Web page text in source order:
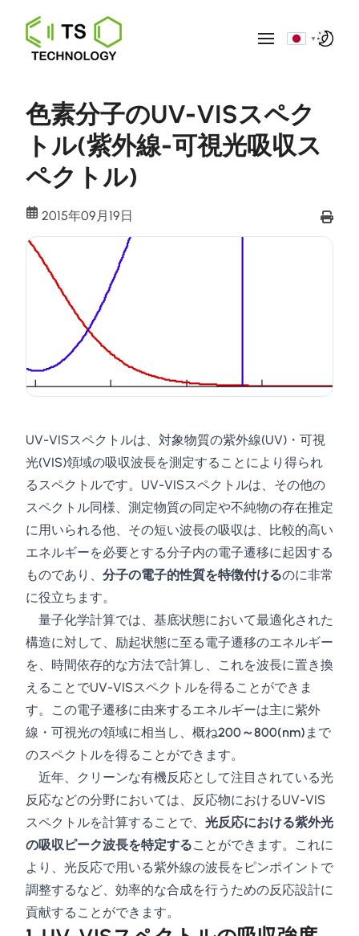
▼
色素分子のUV-VISスペク
トル(紫外線-可視光吸収ス
ペクトル)
2015年09月19日
UV-VISスペクトルは、対象物質の紫外線(UV)・可視
光(VIS)領域の吸収波長を測定することにより得られ
るスペクトルです。UV-VISスペクトルは、その他の
スペクトル同様、測定物質の同定や不純物の存在推定
に用いられる他、その短い波長の吸収は、比較的高い
エネルギーを必要とする分子内の電子遷移に起因する
ものであり、 分子の電子的性質を特徴付けるのに非常
に役立ちます。
量子化学計算では、基底状態において最適化された
構造に対して、励起状態に至る電子遷移のエネルギー
を、時間依存的な方法で計算し、これを波長に置き換
えることでUV-VISスペクトルを得ることができま
す。この電子遷移に由来するエネルギーは主に紫外
線・可視光の領域に相当し、概ね200～800(nm) まで
のスペクトルを得ることができます。
近年、クリーンな有機反応として注目されている光
反応などの分野においては、反応物におけるUV-VIS
スペクトルを計算することで、 光反応における紫外光
の吸収ピーク波長を特定することができます。これに
より、光反応で用いる紫外線の波長をピンポイントで
調整するなど、効率的な合成を行うための反応設計に
貢献することができます。